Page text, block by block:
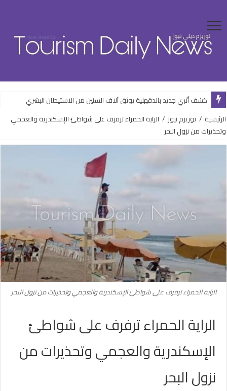
كشف أثري جديد بالدقهلية يوثق آلاف السنين من الاستيطان البشري
الرئيسية / توريزم نيوز / الراية الحمراء ترفرف على شواطئ الإسكندرية والعجمي
وتحذيرات من نزول البحر
الراية الحمراء ترفرف على شواطئ الإسكندرية والعجمي وتحذيرات من نزول البحر
الراية الحمراء ترفرف على شواطئ
الإسكندرية والعجمي وتحذيرات من
نزول البحر